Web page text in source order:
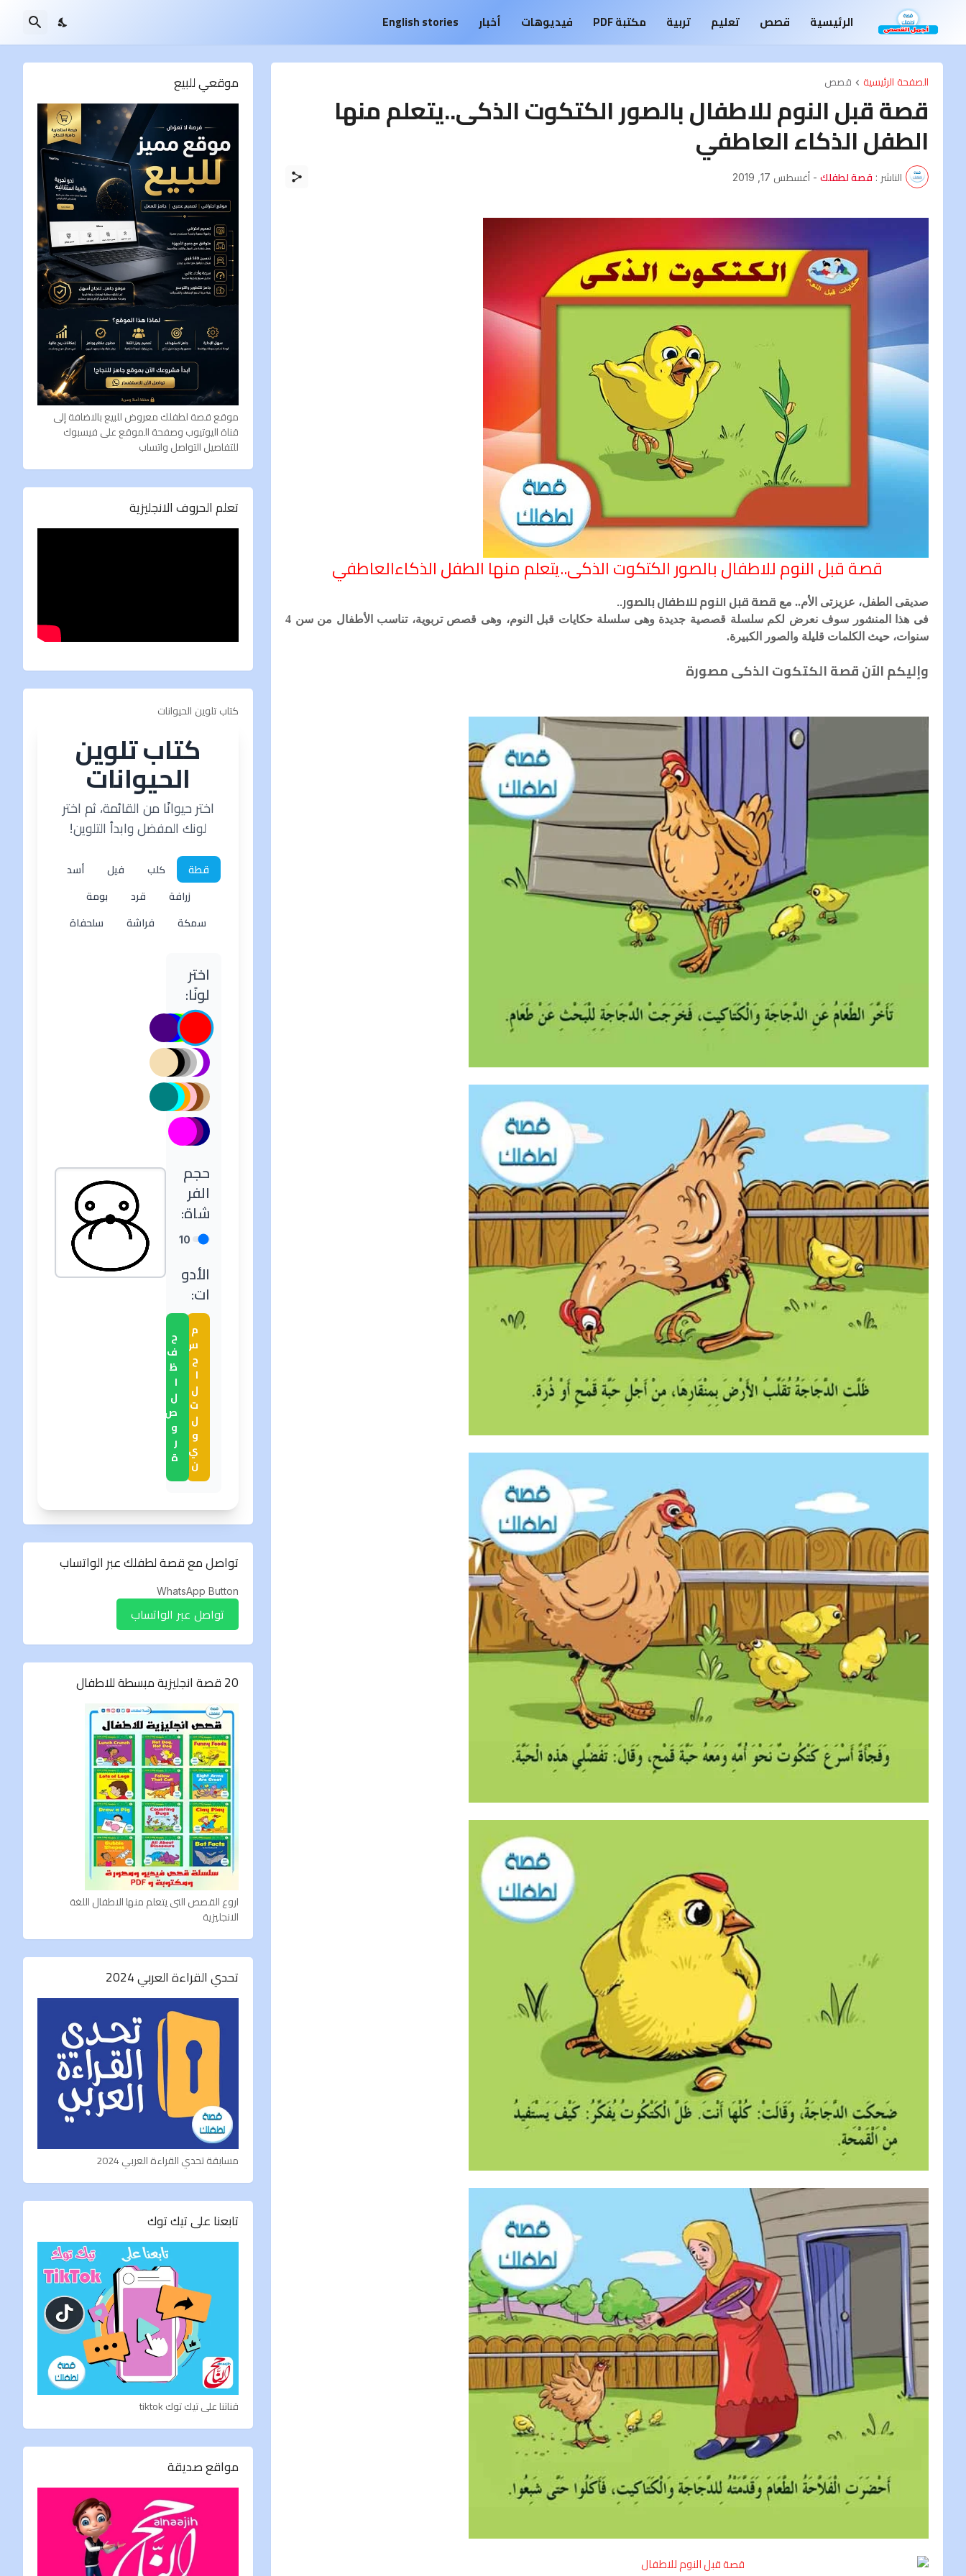
الرئيسية قصص تعليم تربية مكتبة PDF فيديوهات أخبار English stories
الصفحة الرئيسية قصص
قصة قبل النوم للاطفال بالصور الكتكوت الذكى..يتعلم منها
الطفل الذكاء العاطفي
الناشر : قصة لطفلك - أغسطس 17, 2019
قصة قبل النوم للاطفال بالصور الكتكوت الذكى..يتعلم منها الطفل الذكاءالعاطفي
صديقى الطفل، عزيزتى الأم.. مع قصة قبل النوم للاطفال بالصور..
فى هذا المنشور سوف نعرض لكم سلسلة قصصية جديدة وهى سلسلة حكايات قبل النوم، وهى قصص تربوية، تناسب الأطفال من سن 4
سنوات، حيث الكلمات قليلة والصور الكبيرة.
وإليكم الآن قصة الكتكوت الذكى مصورة
موقعي للبيع
موقع قصة لطفلك معروض للبيع بالاضافة إلى
قناة اليوتيوب وصفحة الموقع على فيسبوك
للتفاصيل التواصل واتساب
تعلم الحروف الانجليزية
كتاب تلوين الحيوانات
كتاب تلوين
الحيوانات
اختر حيوانًا من القائمة، ثم اختر
لونك المفضل وابدأ التلوين!
قطة كلب فيل أسد
زرافة قرد بومة
سمكة فراشة سلحفاة
اختر
لونًا:
حجم
الفر
شاة:
10
الأدو
ات:
م
س
ح
ا
ل
ت
ل
و
ي
ن
ح
ف
ظ
ا
ل
ص
و
ر
ة
تواصل مع قصة لطفلك عبر الواتساب
WhatsApp Button
تواصل عبر الواتساب
20 قصة انجليزية مبسطة للاطفال
اروع القصص التى يتعلم منها الاطفال اللغة
الانجليزية
تحدي القراءة العربي 2024
مسابقة تحدي القراءة العربي 2024
تابعنا على تيك توك
قناتنا على تيك توك tiktok
مواقع صديقة